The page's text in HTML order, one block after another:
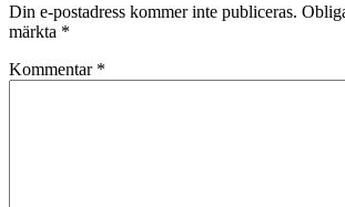
Din e-postadress kommer inte publiceras.
märkta *
Kommentar *